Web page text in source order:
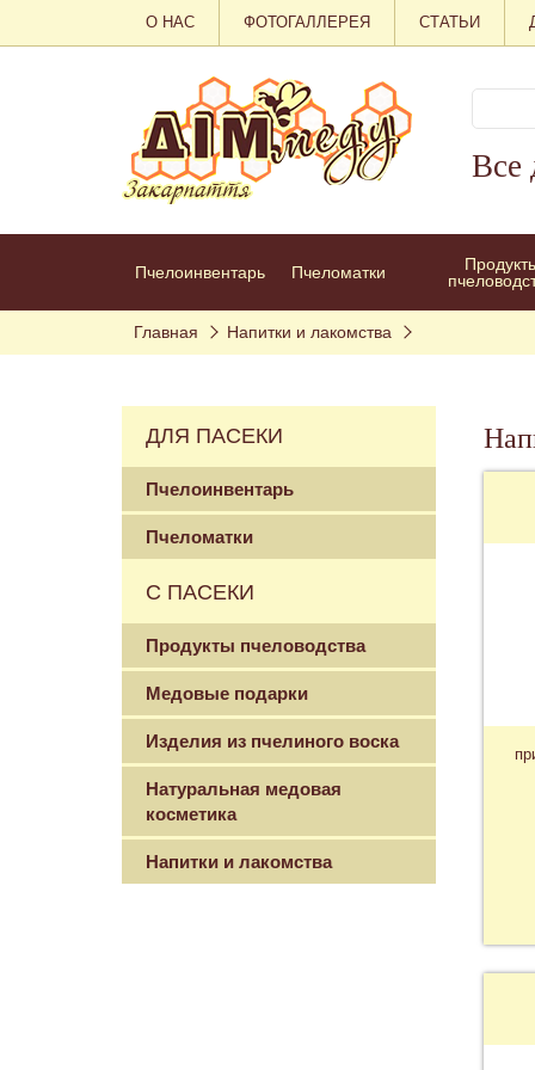
О НАС ФОТОГАЛЛЕРЕЯ СТАТЬИ
Все
Пчелоинвентарь Пчеломатки
Главная Напитки и лакомства
ДЛЯ ПАСЕКИ
Пчелоинвентарь
Пчеломатки
С ПАСЕКИ
Продукты пчеловодства
Медовые подарки
Изделия из пчелиного воска
Натуральная медовая
косметика
Напитки и лакомства